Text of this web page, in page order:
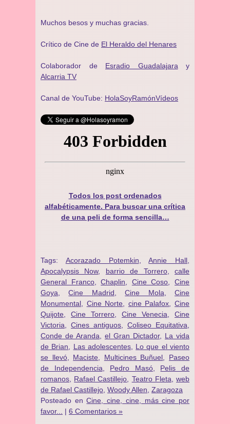
Muchos besos y muchas gracias.
Crítico de Cine de El Heraldo del Henares
Colaborador de Esradio Guadalajara y
Alcarria TV
Canal de YouTube: HolaSoyRamónVídeos
Todos los post ordenados
alfabéticamente. Para buscar una crítica
de una peli de forma sencilla…
Tags: Acorazado Potemkin ,Annie Hall
Apocalypsis Now, barrio de Torrero,calle
General Franco,Chaplin Cine Coso ,Cine
Goya ,Cine Madrid ,Cine Mola ,Cine
Monumental
Cine Norte cine Palafox ,Cine
Quijote
Cine Torrero Cine Venecia
Cine
Victoria
Cines antiguos Coliseo Equitativa
Conde de Aranda
el Gran Dictador, La vida
de Brian
Las adolescentes, Lo que el viento
se llevó, Maciste Multicines Buñuel
Paseo
de Independencia
Pedro Masó, Pelis de
romanos
Rafael Castillejo Teatro Fleta ,web
de Rafael Castillejo Woody Allen Zaragoza
Posteado enCine, cine, cine, más cine por
favor...
| 6 Comentarios »